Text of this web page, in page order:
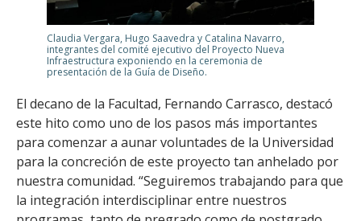
Claudia Vergara, Hugo Saavedra y Catalina Navarro,
integrantes del comité ejecutivo del Proyecto Nueva
Infraestructura exponiendo en la ceremonia de
presentación de la Guía de Diseño.
El decano de la Facultad, Fernando Carrasco, destacó
este hito como uno de los pasos más importantes
para comenzar a aunar voluntades de la Universidad
para la concreción de este proyecto tan anhelado por
nuestra comunidad. “Seguiremos trabajando para que
la integración interdisciplinar entre nuestros